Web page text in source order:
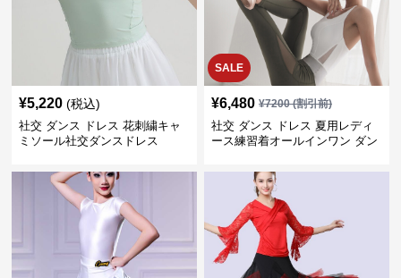
¥5,220 (税込)
社交 ダンス ドレス 花刺繍キャ
ミソール社交ダンスドレス
SALE
¥6,480 ¥7200(割引前)
社交 ダンス ドレス 夏用レディ
ース練習着オールインワン ダン